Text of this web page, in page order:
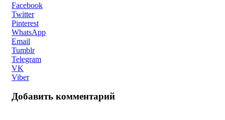
Facebook
Twitter
Pinterest
WhatsApp
Email
Tumblr
Telegram
VK
Viber
Добавить комментарий